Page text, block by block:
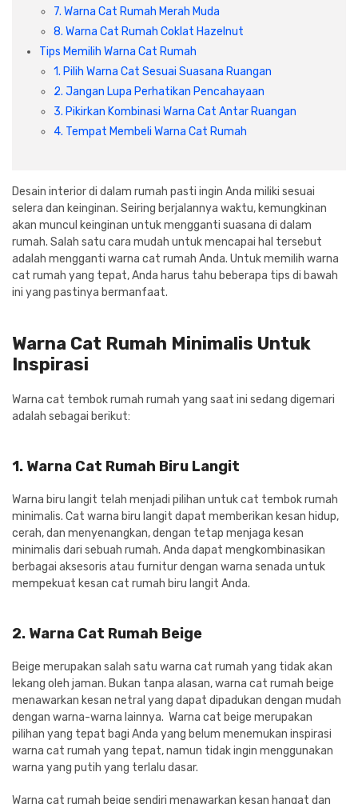
Cat dan Kimia
Saniter
7. Warna Cat Rumah Merah Muda
8. Warna Cat Rumah Coklat Hazelnut
Tips Memilih Warna Cat Rumah
1. Pilih Warna Cat Sesuai Suasana Ruangan
2. Jangan Lupa Perhatikan Pencahayaan
3. Pikirkan Kombinasi Warna Cat Antar Ruangan
4. Tempat Membeli Warna Cat Rumah
Desain interior di dalam rumah pasti ingin Anda miliki sesuai
selera dan keinginan. Seiring berjalannya waktu, kemungkinan
akan muncul keinginan untuk mengganti suasana di dalam
rumah. Salah satu cara mudah untuk mencapai hal tersebut
adalah mengganti warna cat rumah Anda. Untuk memilih warna
cat rumah yang tepat, Anda harus tahu beberapa tips di bawah
ini yang pastinya bermanfaat.
Warna Cat Rumah Minimalis Untuk
Inspirasi
Warna cat tembok rumah rumah yang saat ini sedang digemari
adalah sebagai berikut:
1. Warna Cat Rumah Biru Langit
Warna biru langit telah menjadi pilihan untuk cat tembok rumah
minimalis. Cat warna biru langit dapat memberikan kesan hidup,
cerah, dan menyenangkan, dengan tetap menjaga kesan
minimalis dari sebuah rumah. Anda dapat mengkombinasikan
berbagai aksesoris atau furnitur dengan warna senada untuk
mempekuat kesan cat rumah biru langit Anda.
2. Warna Cat Rumah Beige
Beige merupakan salah satu warna cat rumah yang tidak akan
lekang oleh jaman. Bukan tanpa alasan, warna cat rumah beige
menawarkan kesan netral yang dapat dipadukan dengan mudah
dengan warna-warna lainnya. Warna cat beige merupakan
pilihan yang tepat bagi Anda yang belum menemukan inspirasi
warna cat rumah yang tepat, namun tidak ingin menggunakan
warna yang putih yang terlalu dasar.
Warna cat rumah beige sendiri menawarkan kesan hangat dan